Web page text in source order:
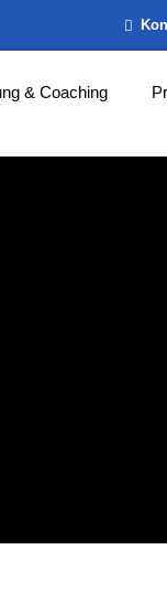
& Coaching